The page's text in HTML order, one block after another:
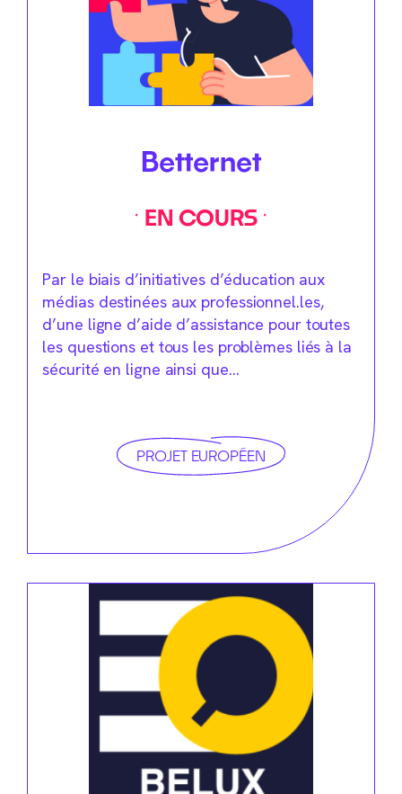
Betternet
EN COURS
Par le biais d’initiatives d’éducation aux
médias destinées aux professionnel.les,
d’une ligne d’aide d’assistance pour toutes
les questions et tous les problèmes liés à la
sécurité en ligne ainsi que…
PROJET EUROPÉEN